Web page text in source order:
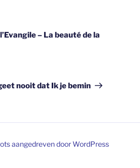
– La beauté de la
nooit dat Ik je bemin
aangedreven door WordPress